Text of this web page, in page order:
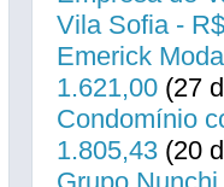
Vila Sofia -
Emerick
1.621,00 (27
Condomínio
1.805,43 (20